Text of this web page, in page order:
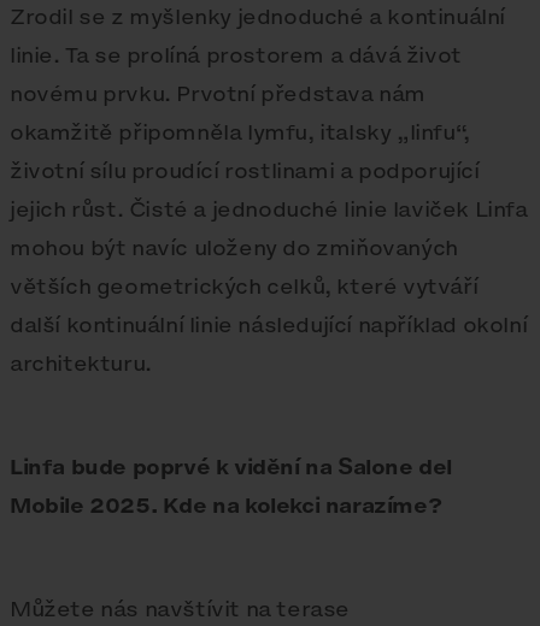
Zrodil se z myšlenky jednoduché a kontinuální
linie. Ta se prolíná prostorem a dává život
novému prvku. Prvotní představa nám
okamžitě připomněla lymfu, italsky „linfu“,
životní sílu proudící rostlinami a podporující
jejich růst. Čisté a jednoduché linie laviček Linfa
mohou být navíc uloženy do zmiňovaných
větších geometrických celků, které vytváří
další kontinuální linie následující například okolní
architekturu.
Linfa bude poprvé k vidění na Salone del
Mobile 2025. Kde na kolekci narazíme?
Můžete nás navštívit na terase